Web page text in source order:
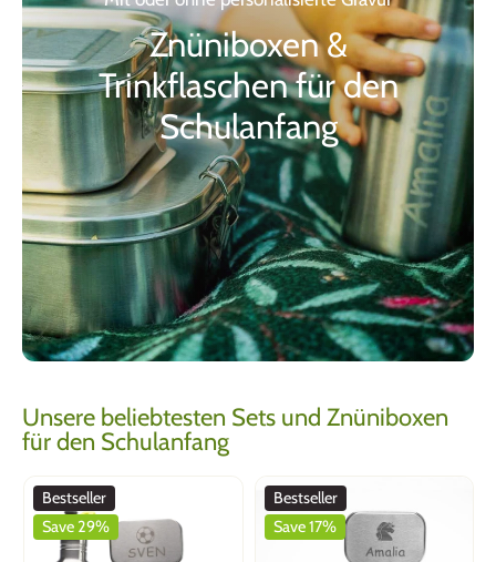
Znüniboxen &
Trinkflaschen für den
Schulanfang
Unsere beliebtesten Sets und Znüniboxen
für den Schulanfang
Bestseller
Save 29%
Bestseller
Save 17%